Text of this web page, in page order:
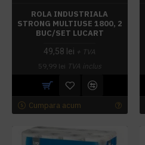
ROLA INDUSTRIALA
STRONG MULTIUSE 1800, 2
BUC/SET LUCART
49,58 lei + TVA
59,99 lei TVA inclus
Cumpara acum